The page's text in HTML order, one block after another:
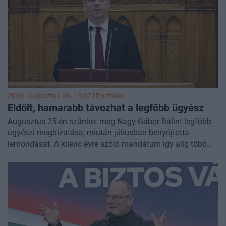
2026. augusztus 06. 15:02 | Portfolio
Eldőlt, hamarabb távozhat a legfőbb ügyész
Augusztus 25-én szűnhet meg Nagy Gábor Bálint legfőbb
ügyészi megbízatása, miután júliusban benyújtotta
lemondását. A kilenc évre szóló mandátum így alig több
támadásokra hivatkozva döntött a távozás mellett, hogy az
ügyészség ne váljon a napi politikai küzdelmek színterévé.
A lemondás nem jelenti az ügyészi szervezetből való
távozását, csak a vádhatóság vezetéséről mond le.